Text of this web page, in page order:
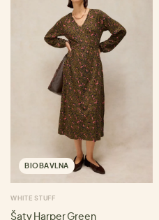
BIOBAVLNA
WHITE STUFF
Šaty Harper Green